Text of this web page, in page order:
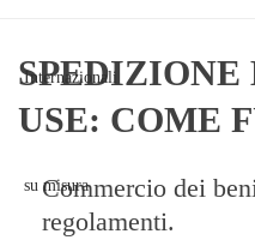
USE: COME
Commercio dei
regolamenti.